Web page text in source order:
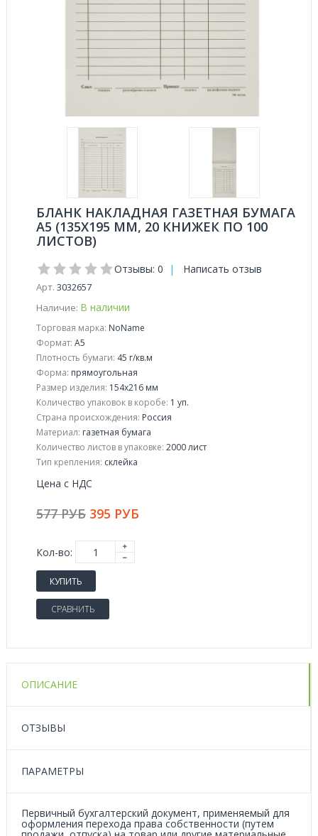
БЛАНК НАКЛАДНАЯ ГАЗЕТНАЯ БУМАГА
А5 (135Х195 ММ, 20 КНИЖЕК ПО 100
ЛИСТОВ)
Отзывы: 0 | Написать отзыв
Арт. 3032657
Наличие: В наличии
Торговая марка: NoName
Формат: A5
Плотность бумаги: 45 г/кв.м
Форма: прямоугольная
Размер изделия: 154x216 мм
Количество упаковок в коробе: 1 уп.
Страна происхождения: Россия
Материал: газетная бумага
Количество листов в упаковке: 2000 лист
Тип крепления: склейка
Цена с НДС
577 РУБ 395 РУБ
Кол-во:
КУПИТЬ
СРАВНИТЬ
ОПИСАНИЕ
ОТЗЫВЫ
ПАРАМЕТРЫ
Первичный бухгалтерский документ, применяемый для
оформления перехода права собственности (путем